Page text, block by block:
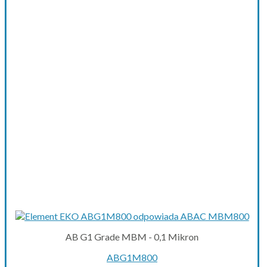
AB G1 Grade MBM - 0,1 Mikron
ABG1M800